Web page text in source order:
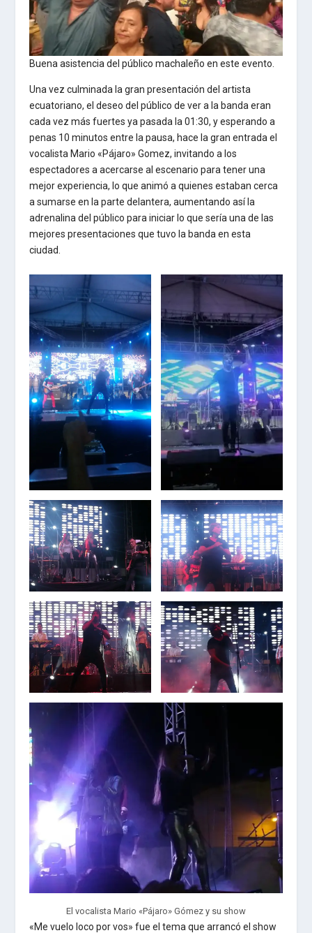
Buena asistencia del público machaleño en este evento.
Una vez culminada la gran presentación del artista
ecuatoriano, el deseo del público de ver a la banda eran
cada vez más fuertes ya pasada la 01:30, y esperando a
penas 10 minutos entre la pausa, hace la gran entrada el
vocalista Mario «Pájaro» Gomez, invitando a los
espectadores a acercarse al escenario para tener una
mejor experiencia, lo que animó a quienes estaban cerca
a sumarse en la parte delantera, aumentando así la
adrenalina del público para iniciar lo que sería una de las
mejores presentaciones que tuvo la banda en esta
ciudad.
El vocalista Mario «Pájaro» Gómez y su show
«Me vuelo loco por vos» fue el tema que arrancó el show